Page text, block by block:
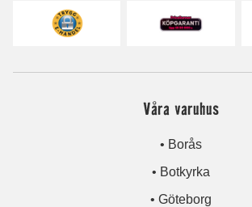
Våra varuhus
• Borås
• Botkyrka
• Göteborg